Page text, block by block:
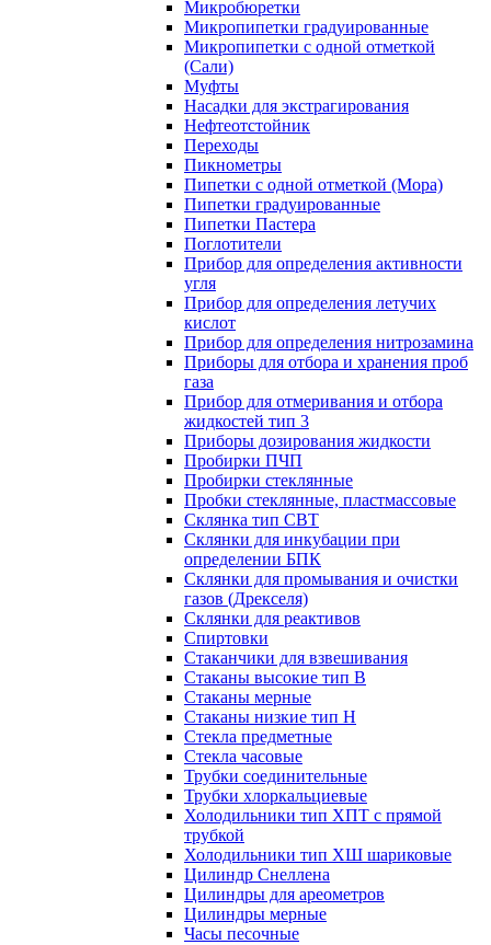
Микробюретки
Микропипетки градуированные
Микропипетки с одной отметкой
(Сали)
Муфты
Насадки для экстрагирования
Нефтеотстойник
Переходы
Пикнометры
Пипетки с одной отметкой (Мора)
Пипетки градуированные
Пипетки Пастера
Поглотители
Прибор для определения активности
угля
Прибор для определения летучих
кислот
Прибор для определения нитрозамина
Приборы для отбора и хранения проб
газа
Прибор для отмеривания и отбора
жидкостей тип 3
Приборы дозирования жидкости
Пробирки ПЧП
Пробирки стеклянные
Пробки стеклянные, пластмассовые
Склянка тип СВТ
Склянки для инкубации при
определении БПК
Склянки для промывания и очистки
газов (Дрекселя)
Склянки для реактивов
Спиртовки
Стаканчики для взвешивания
Стаканы высокие тип В
Стаканы мерные
Стаканы низкие тип Н
Стекла предметные
Стекла часовые
Трубки соединительные
Трубки хлоркальциевые
Холодильники тип ХПТ с прямой
трубкой
Холодильники тип ХШ шариковые
Цилиндр Снеллена
Цилиндры для ареометров
Цилиндры мерные
Часы песочные